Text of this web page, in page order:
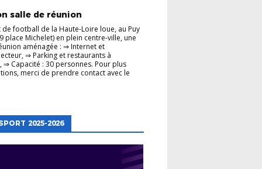
salle de réunion
de football de la Haute-Loire loue, au Puy
place Michelet) en plein centre-ville, une
aménagée : ⇒ Internet et
⇒ Parking et restaurants à
⇒ Capacité : 30 personnes. Pour plus
merci de prendre contact avec le
2025-2026